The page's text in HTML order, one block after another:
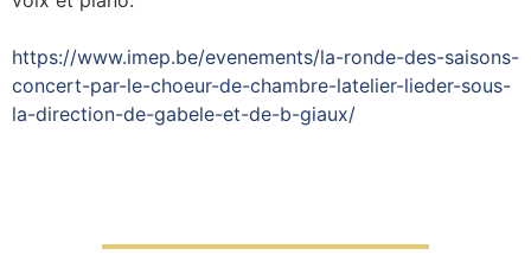
https://www.imep.be/evenements/la-ronde-des-saisons-
concert-par-le-choeur-de-chambre-latelier-lieder-sous-
la-direction-de-gabele-et-de-b-giaux/